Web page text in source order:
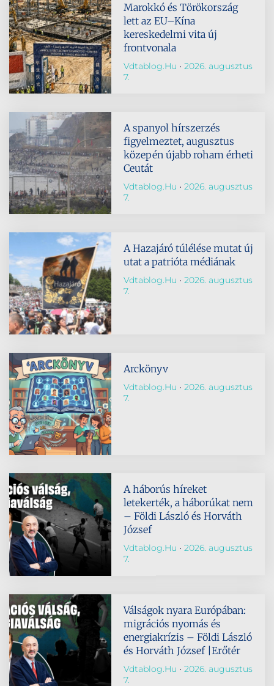
Marokkó és Törökország
lett az EU–Kína
kereskedelmi vita új
frontvonala
Vdtablog.hu
2026. augusztus
7.
A spanyol hírszerzés
figyelmeztet, augusztus
közepén újabb roham érheti
Ceutát
Vdtablog.hu
2026. augusztus
7.
A Hazajáró túlélése mutat új
utat a patrióta médiának
Vdtablog.hu
2026. augusztus
7.
Arckönyv
Vdtablog.hu
2026. augusztus
7.
A háborús híreket
letekerték, a háborúkat nem
– Földi László és Horváth
József
Vdtablog.hu
2026. augusztus
7.
Válságok nyara Európában:
migrációs nyomás és
energiakrízis – Földi László
és Horváth József |Erőtér
Vdtablog.hu
2026. augusztus
7.